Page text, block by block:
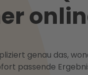
genau das,
passende